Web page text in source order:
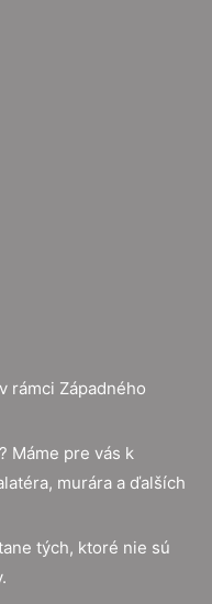
rámci Západného
Máme pre vás k
murára a ďalších
tých, ktoré nie sú